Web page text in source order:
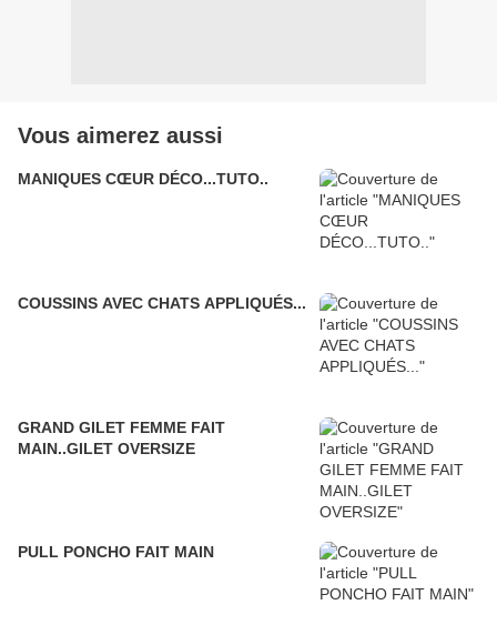
Vous aimerez aussi
MANIQUES CŒUR DÉCO...TUTO..
COUSSINS AVEC CHATS APPLIQUÉS...
GRAND GILET FEMME FAIT
MAIN..GILET OVERSIZE
PULL PONCHO FAIT MAIN